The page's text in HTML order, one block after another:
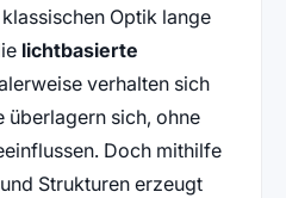
Optik lange
lichtbasierte
verhalten sich
überlagern sich, ohne
Doch mithilfe
Strukturen erzeugt